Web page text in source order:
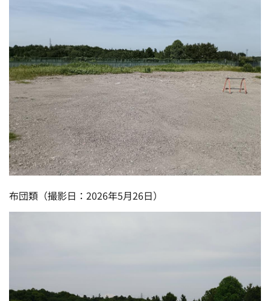
布団類（撮影日：2026年5月26日）